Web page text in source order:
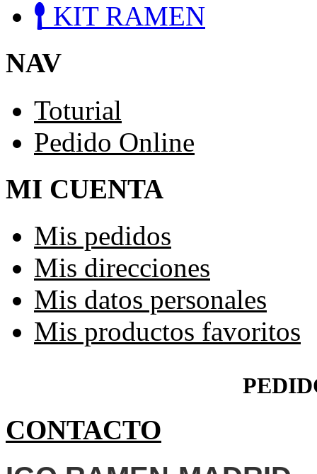
KIT RAMEN
NAV
Toturial
Pedido Online
MI CUENTA
Mis pedidos
Mis direcciones
Mis datos personales
Mis productos favoritos
CONTACTO